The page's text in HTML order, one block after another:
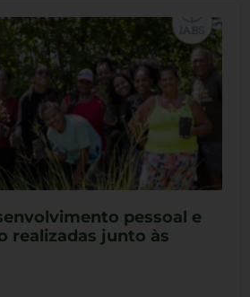
pessoal e
realizadas junto às